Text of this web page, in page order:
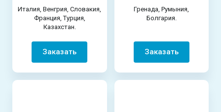
Италия, Венгрия, Словакия,
Франция, Турция,
Казахстан.
Заказать
Гренада, Румыния,
Болгария.
Заказать